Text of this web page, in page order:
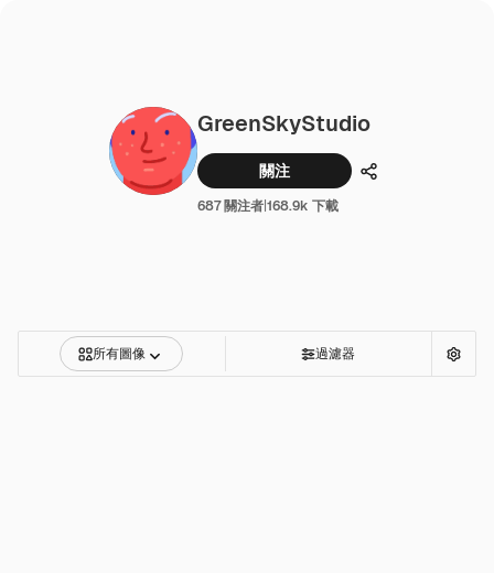
GreenSkyStudio
關注 分享
687 關注者|168.9k 下載
所有圖像 過濾器